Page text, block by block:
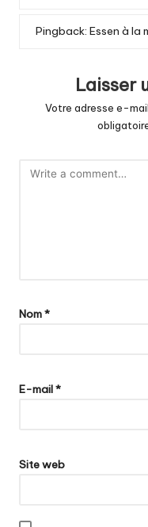
Pingback: Essen à la
Laisser
Votre adresse e-
Nom*
E-mail*
Site web